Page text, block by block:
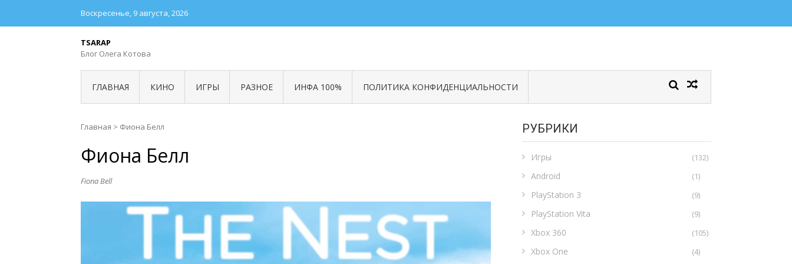
Воскресенье, 9 августа, 2026
TSARAP
Блог Олега Котова
ГЛАВНАЯ КИНО ИГРЫ РАЗНОЕ ИНФА 100% ПОЛИТИКА КОНФИДЕНЦИАЛЬНОСТИ
Главная > Фиона Белл
Фиона Белл
Fiona Bell
РУБРИКИ
Игры (132)
Android (1)
PlayStation 3 (9)
PlayStation Vita (9)
Xbox 360 (105)
Xbox One (4)